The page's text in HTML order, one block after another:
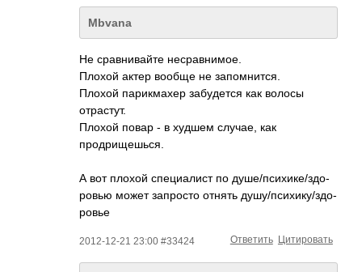
Mbvana
Не сравнивайте несравнимое.
Плохой актер вообще не запомнится.
Плохой парикмахер забудется как волосы
отрастут.
Плохой повар - в худшем случае, как
продрищешься.
А вот плохой специалист по душе/психике/здо­
ровью может запросто отнять душу/психику/здо­
ровье
2012-12-21 23:00 #33424 Цитировать
Ответить